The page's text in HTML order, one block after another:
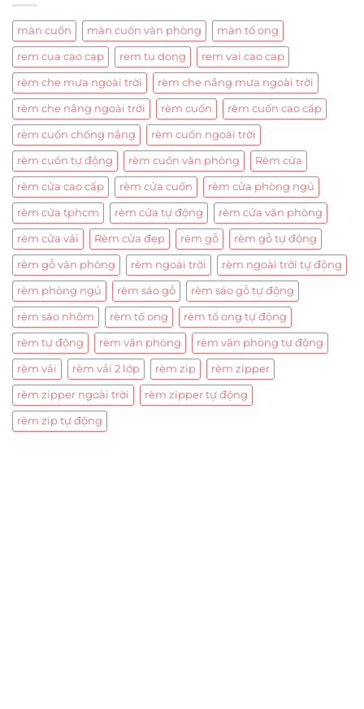
màn cuốn màn cuốn văn phòng màn tổ ong
rem cua cao cap rem tu dong rem vai cao cap
rèm che mưa ngoài trời rèm che nắng mưa ngoài trời
rèm che nắng ngoài trời rèm cuốn rèm cuốn cao cấp
rèm cuốn chống nắng rèm cuốn ngoài trời
rèm cuốn tự động rèm cuốn văn phòng Rèm cửa
rèm cửa cao cấp rèm cửa cuốn rèm cửa phòng ngủ
rèm cửa tphcm rèm cửa tự động rèm cửa văn phòng
rèm cửa vải Rèm cửa đẹp rèm gỗ rèm gỗ tự động
rèm gỗ văn phòng rèm ngoài trời rèm ngoài trời tự động
rèm phòng ngủ rèm sáo gỗ rèm sáo gỗ tự động
rèm sáo nhôm rèm tổ ong rèm tổ ong tự động
rèm tự động rèm văn phòng rèm văn phòng tự động
rèm vải rèm vải 2 lớp rèm zip rèm zipper
rèm zipper ngoài trời rèm zipper tự động
rèm zip tự động